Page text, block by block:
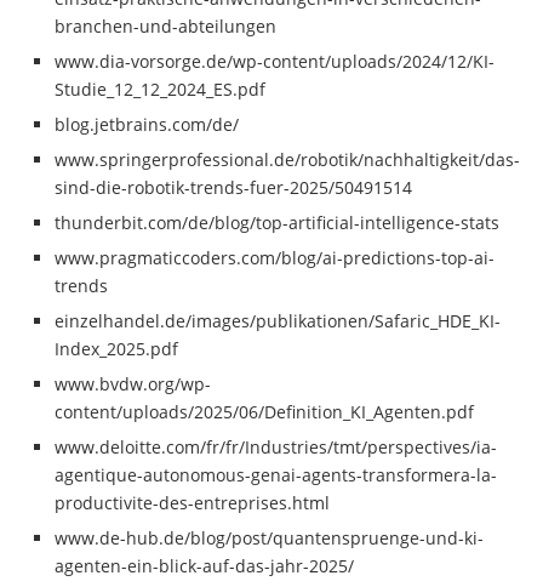
branchen-und-abteilungen
www.dia-vorsorge.de/wp-content/uploads/2024/12/KI-
Studie_12_12_2024_ES.pdf
blog.jetbrains.com/de/
www.springerprofessional.de/robotik/nachhaltigkeit/das-
sind-die-robotik-trends-fuer-2025/50491514
thunderbit.com/de/blog/top-artificial-intelligence-stats
www.pragmaticcoders.com/blog/ai-predictions-top-ai-
trends
einzelhandel.de/images/publikationen/Safaric_HDE_KI-
Index_2025.pdf
www.bvdw.org/wp-
content/uploads/2025/06/Definition_KI_Agenten.pdf
www.deloitte.com/fr/fr/Industries/tmt/perspectives/ia-
agentique-autonomous-genai-agents-transformera-la-
productivite-des-entreprises.html
www.de-hub.de/blog/post/quantenspruenge-und-ki-
agenten-ein-blick-auf-das-jahr-2025/